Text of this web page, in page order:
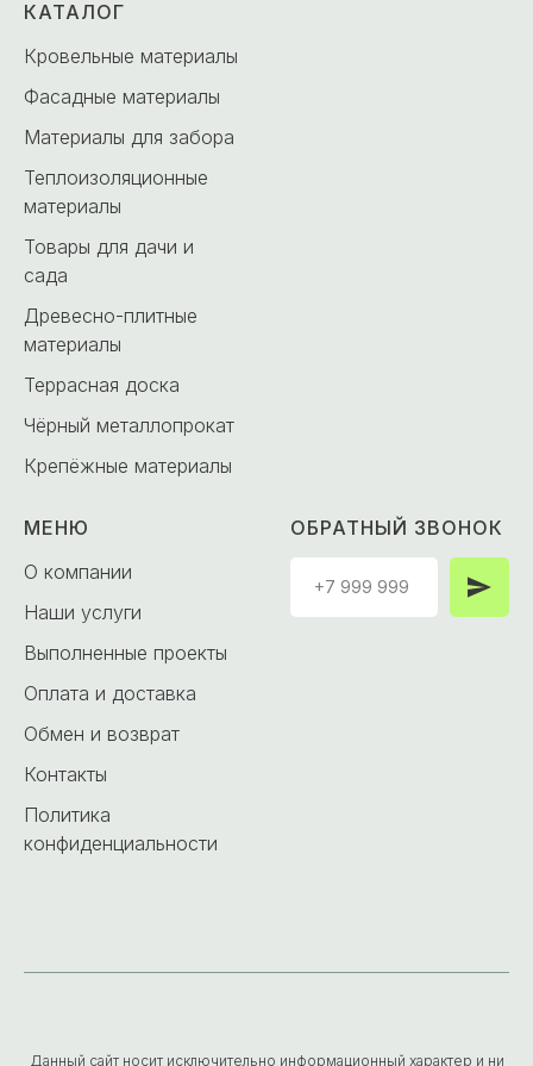
КАТАЛОГ
Кровельные материалы
Фасадные материалы
Материалы для забора
Теплоизоляционные
материалы
Товары для дачи и
сада
Древесно-плитные
материалы
Террасная доска
Чёрный металлопрокат
Крепёжные материалы
МЕНЮ
О компании
Наши услуги
Выполненные проекты
Оплата и доставка
Обмен и возврат
Контакты
Политика
конфиденциальности
ОБРАТНЫЙ ЗВОНОК
Данный сайт носит исключительно информационный характер и ни